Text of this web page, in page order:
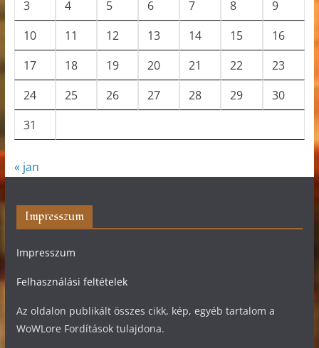
3
4 5 6 7 8
9
10
11 12 13 14 15
16
17
18 19 20 21 22
23
24
25 26 27 28 29
30
31
« jan
Impresszum
Impresszum
Felhasználási feltételek
Az oldalon publikált összes cikk, kép, egyéb tartalom a
WoWLore Fordítások tulajdona.